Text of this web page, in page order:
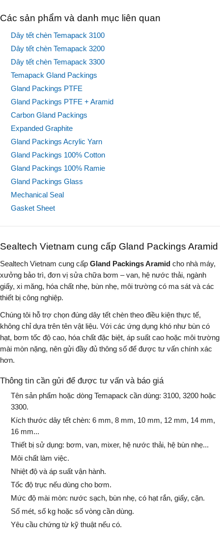
Các sản phẩm và danh mục liên quan
Dây tết chèn Temapack 3100
Dây tết chèn Temapack 3200
Dây tết chèn Temapack 3300
Temapack Gland Packings
Gland Packings PTFE
Gland Packings PTFE + Aramid
Carbon Gland Packings
Expanded Graphite
Gland Packings Acrylic Yarn
Gland Packings 100% Cotton
Gland Packings 100% Ramie
Gland Packings Glass
Mechanical Seal
Gasket Sheet
Sealtech Vietnam cung cấp Gland Packings Aramid
Sealtech Vietnam cung cấp Gland Packings Aramid cho nhà máy,
xưởng bảo trì, đơn vị sửa chữa bơm – van, hệ nước thải, ngành
giấy, xi măng, hóa chất nhẹ, bùn nhẹ, môi trường có ma sát và các
thiết bị công nghiệp.
Chúng tôi hỗ trợ chọn đúng dây tết chèn theo điều kiện thực tế,
không chỉ dựa trên tên vật liệu. Với các ứng dụng khó như bùn có
hạt, bơm tốc độ cao, hóa chất đặc biệt, áp suất cao hoặc môi trường
mài mòn nặng, nên gửi đầy đủ thông số để được tư vấn chính xác
hơn.
Thông tin cần gửi để được tư vấn và báo giá
Tên sản phẩm hoặc dòng Temapack cần dùng: 3100, 3200 hoặc
3300.
Kích thước dây tết chèn: 6 mm, 8 mm, 10 mm, 12 mm, 14 mm,
16 mm...
Thiết bị sử dụng: bơm, van, mixer, hệ nước thải, hệ bùn nhẹ...
Môi chất làm việc.
Nhiệt độ và áp suất vận hành.
Tốc độ trục nếu dùng cho bơm.
Mức độ mài mòn: nước sạch, bùn nhẹ, có hạt rắn, giấy, cặn.
Số mét, số kg hoặc số vòng cần dùng.
Yêu cầu chứng từ kỹ thuật nếu có.